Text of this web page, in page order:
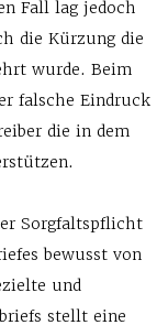
Fall lag jedoch
die Kürzung die
wurde. Beim
falsche Eindruck
die in dem
Sorgfaltspflicht
bewusst von
und
stellt eine